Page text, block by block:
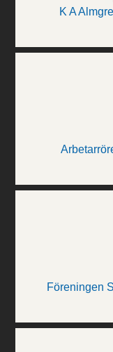
K A
Föreningen